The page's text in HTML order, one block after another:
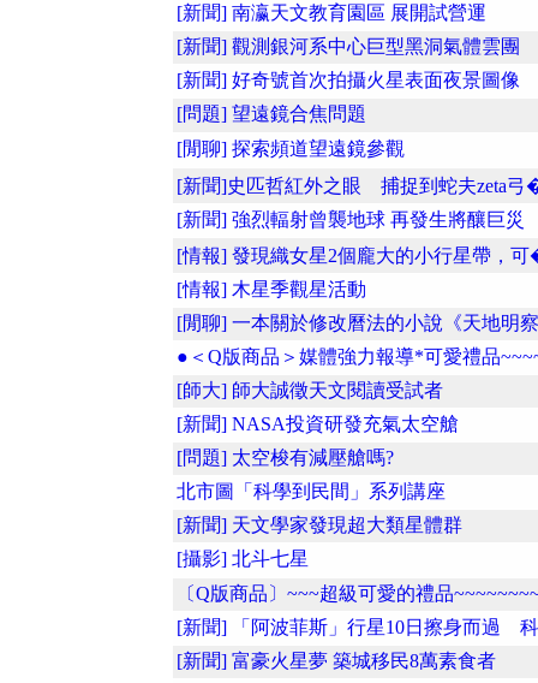
[新聞] 南瀛天文教育園區 展開試營運
[新聞] 觀測銀河系中心巨型黑洞氣體雲團
[新聞] 好奇號首次拍攝火星表面夜景圖像
[問題] 望遠鏡合焦問題
[閒聊] 探索頻道望遠鏡參觀
[新聞]史匹哲紅外之眼 捕捉到蛇夫zeta弓
[新聞] 強烈輻射曾襲地球 再發生將釀巨災
[情報] 發現織女星2個龐大的小行星帶，
[情報] 木星季觀星活動
[閒聊] 一本關於修改曆法的小說《天地明
●＜Q版商品＞媒體強力報導*可愛禮品
[師大] 師大誠徵天文閱讀受試者
[新聞] NASA投資研發充氣太空艙
[問題] 太空梭有減壓艙嗎?
北市圖「科學到民間」系列講座
[新聞] 天文學家發現超大類星體群
[攝影] 北斗七星
〔Q版商品〕~~~超級可愛的禮品
[新聞] 「阿波菲斯」行星10日擦身而過
[新聞] 富豪火星夢 築城移民8萬素食者